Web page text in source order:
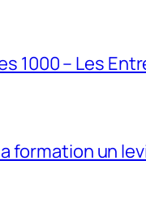
1000 – Les
formation un